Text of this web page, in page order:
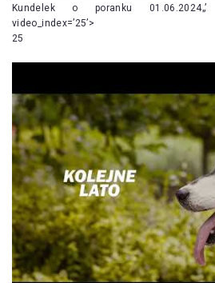
Kundelek o poranku 01.06.2024„’
video_index=’25’>
25